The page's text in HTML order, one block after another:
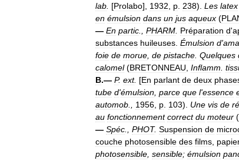
lab [Prolabo], 1932 p 238). Les latex
en émulsion dans un jus aqueux (
— En partic PHARM Préparation d'
substances huileuses Émulsion d'
foie de morue de pistache Quelques
calomel(BRETONNEAU Inflamm
B.— P. ext. [En parlant de deux
tube d'émulsion parce que l'essence
automob
1956 p 103). Une vis de
au fonctionnement correct du moteur (
— Spéc PHOT. Suspension de
couche photosensible des films
photosensible sensible; émulsion